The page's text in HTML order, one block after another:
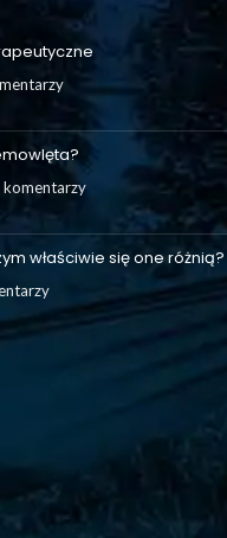
komentarzy
właściwie się one różnią?